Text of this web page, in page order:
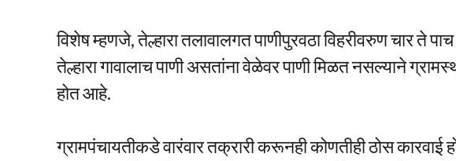
विशेष म्हणजे, तेल्हारा तलावालगत पाणीपुरवठा विहरीवरुण चार ते पाच
तेल्हारा गावालाच पाणी असतांना वेळेवर पाणी मिळत नसल्याने
होत आहे.
ग्रामपंचायतीकडे वारंवार तक्रारी करूनही कोणतीही ठोस कारवाई